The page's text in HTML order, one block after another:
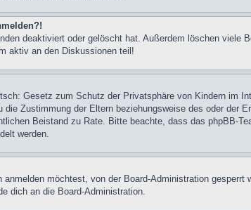
deaktiviert oder gelöscht hat. Außerdem löschen viele
aktiv an den Diskussionen teil!
Gesetz zum Schutz der Privatsphäre von Kindern im
Zustimmung der Eltern beziehungsweise des oder der
Beistand zu Rate. Bitte beachte, dass das phpBB-
werden.
möchtest, von der Board-Administration
dich an die Board-Administration.